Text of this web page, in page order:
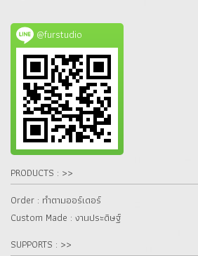
@furstudio
PRODUCTS : >>
Order : ทำตามออร์เดอร์
Custom Made : งานประดิษฐ์
SUPPORTS : >>